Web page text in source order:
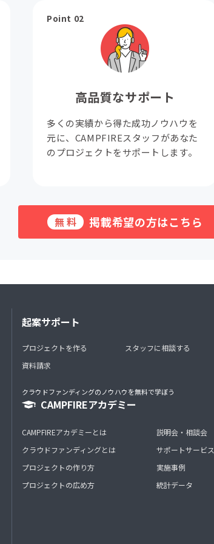
Point 02
高品質なサポート
多くの実績から得た成功ノウハウを
元に、CAMPFIREスタッフがあなた
のプロジェクトをサポートします。
無料 掲載希望の方はこちら
起案サポート
プロジェクトを作る
資料請求
スタッフに相談する
クラウドファンディングのノウハウを無料で学ぼう
CAMPFIREアカデミー
CAMPFIREアカデミーとは
クラウドファンディングとは
プロジェクトの作り方
プロジェクトの広め方
説明会・相談会
サポートサービス
実施事例
統計データ